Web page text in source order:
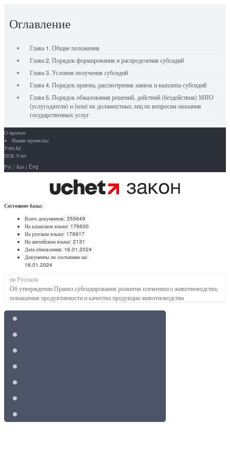
Оглавление
Глава 1. Общие положения
Глава 2. Порядок формирования и распределения субсидий
Глава 3. Условия получения субсидий
Глава 4. Порядок приема, рассмотрения заявок и выплаты субсидий
Глава 5. Порядок обжалования решений, действий (бездействия) МИО
(услугодателя) и (или) их должностных лиц по вопросам оказания
государственных услуг
О проекте
Наши проекты:
Учёт.kz
ПОБ.Учёт
Рус | Қаз | Eng
Состояние базы:
Всего документов: 355649
На казахском языке: 176600
На русском языке: 176917
На английском языке: 2131
Дата обновления: 16.01.2024
Документы по состоянию на:
16.01.2024
на Русском
Об утверждении Правил субсидирования развития племенного животноводства,
повышения продуктивности и качества продукции животноводства